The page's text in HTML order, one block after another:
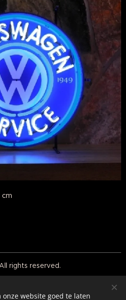
cm
rights reserved.
website goed te laten